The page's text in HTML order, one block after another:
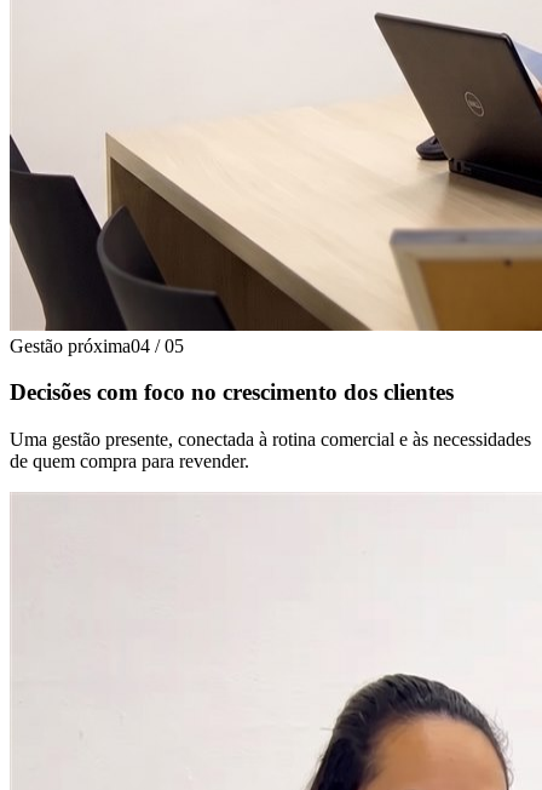
Gestão próxima04 / 05
Decisões com foco no crescimento dos clientes
Uma gestão presente, conectada à rotina comercial e às necessidades
de quem compra para revender.